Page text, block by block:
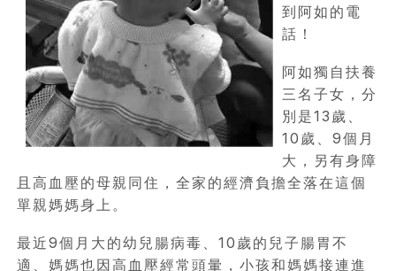
到阿如的電
話！
阿如獨自扶養
三名子女，分
別是13歲、
10歲、9個月
大，另有身障
且高血壓的母親同住，全家的經濟負擔全落在這個
單親媽媽身上。
最近9個月大的幼兒腸病毒、10歲的兒子腸胃不
適、媽媽也因高血壓經常頭暈，小孩和媽媽接連進